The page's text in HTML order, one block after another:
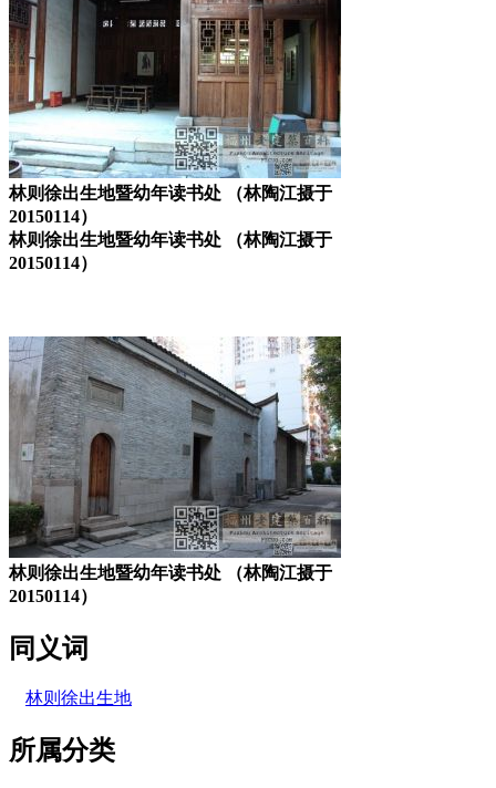
林则徐出生地暨幼年读书处 （林陶江摄于
20150114）
林则徐出生地暨幼年读书处 （林陶江摄于
20150114）
林则徐出生地暨幼年读书处 （林陶江摄于
20150114）
同义词
林则徐出生地
所属分类